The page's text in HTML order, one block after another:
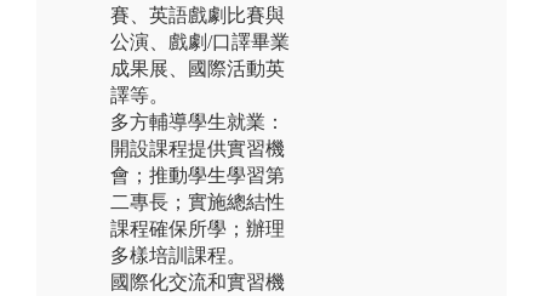
賽、英語戲劇比賽與
公演、戲劇/口譯畢業
成果展、國際活動英
譯等。
多方輔導學生就業：
開設課程提供實習機
會；推動學生學習第
二專長；實施總結性
課程確保所學；辦理
多樣培訓課程。
國際化交流和實習機